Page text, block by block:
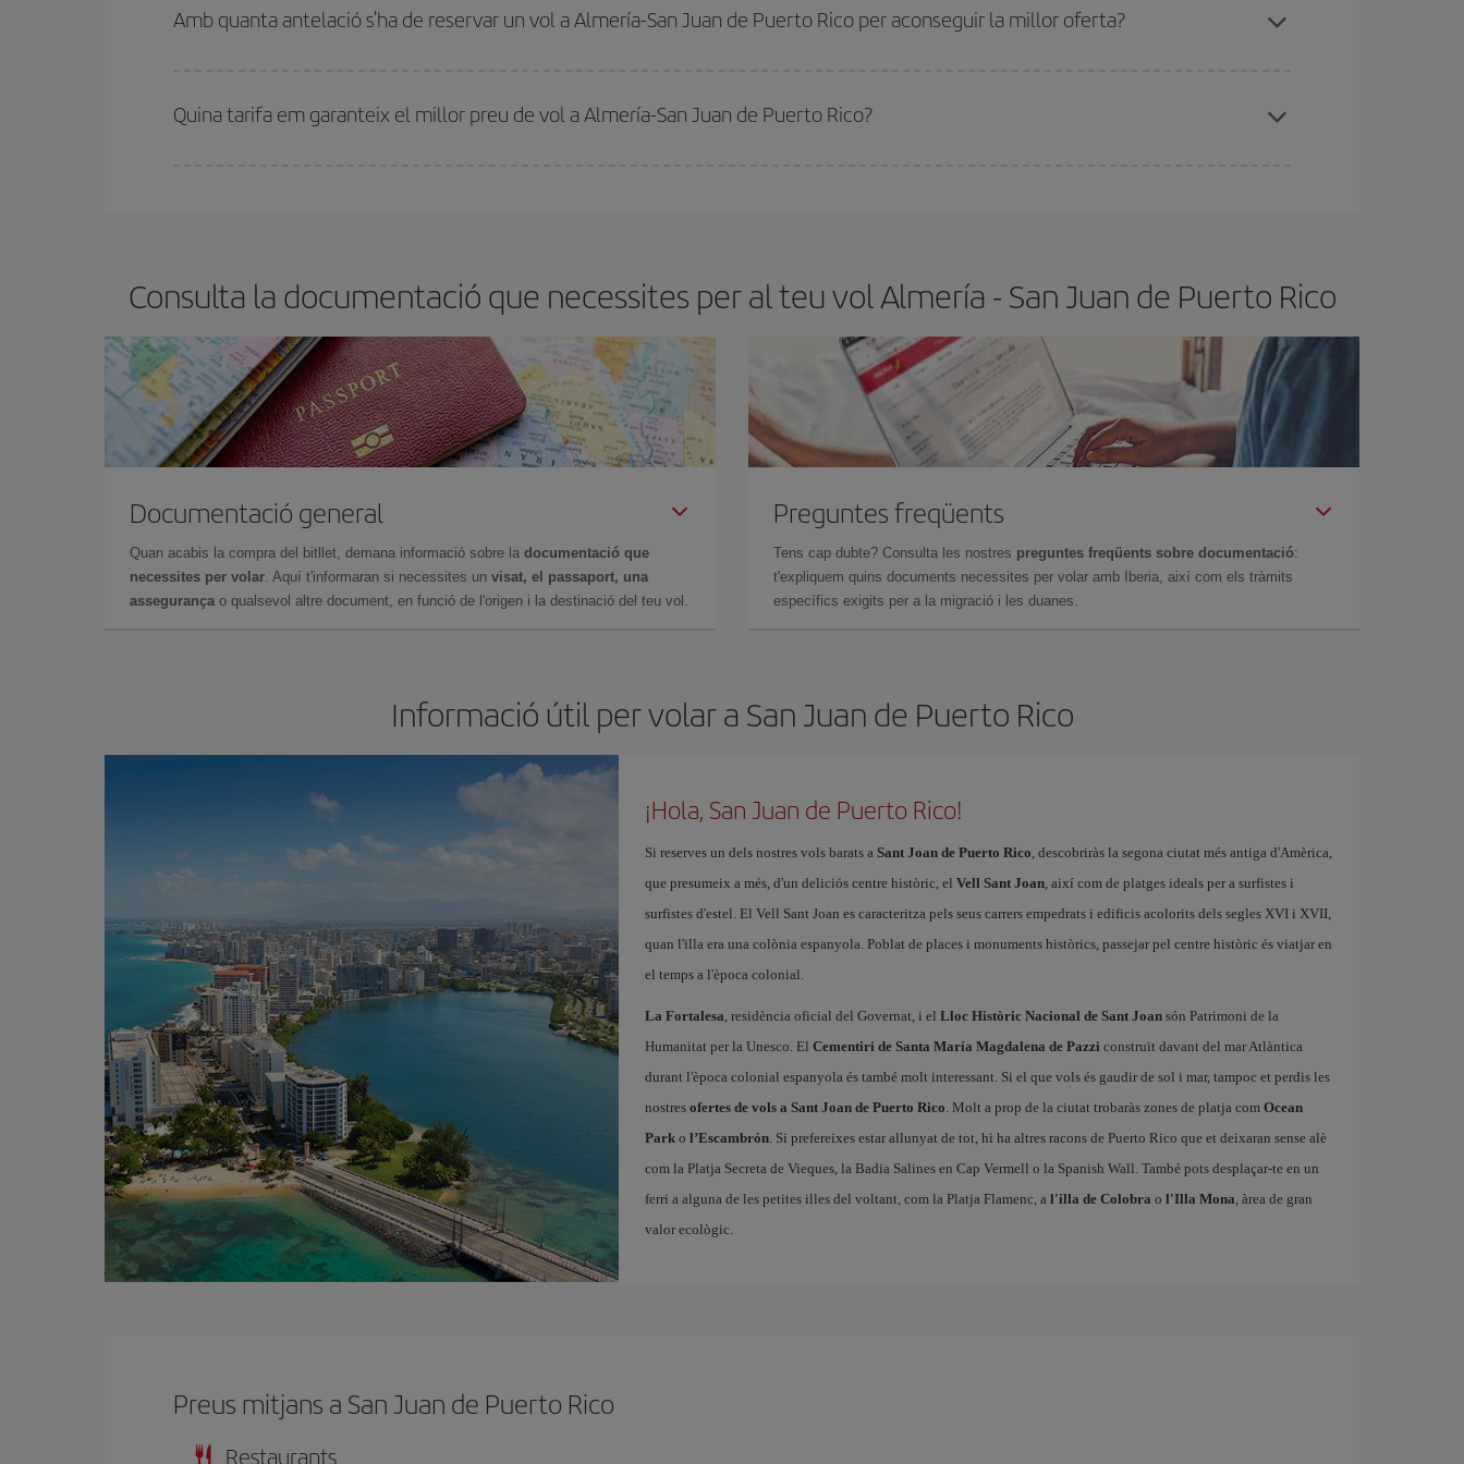
bitllets d'avió, més barats et sortiran. A més, si tens flexibilitat amb les dates i els horaris del viatge, podràs
triar el preu més barat.
Amb quanta antelació s'ha de reservar un vol a Almería-San Juan de Puerto Rico per aconseguir la millor oferta?
motiu, comprar amb antelació és
fonamental per aconseguir vols barats .
Quina tarifa em garanteix el millor preu de vol a Almería-San Juan de Puerto Rico?
Consulta la documentació que necessites per al teu vol Almería - San Juan de Puerto Rico
Documentació general
Quan acabis la compra del bitllet, demana informació sobre la documentació que
necessites per volar. Aquí t'informaran si necessites un visat, el passaport, una
assegurança o qualsevol altre document, en funció de l'origen i la destinació del teu vol.
Preguntes freqüents
Tens cap dubte? Consulta les nostres preguntes freqüents sobre documentació:
t'expliquem quins documents necessites per volar amb Iberia, així com els tràmits
específics exigits per a la migració i les duanes.
Informació útil per volar a San Juan de Puerto Rico
¡Hola, San Juan de Puerto Rico!
Si reserves un dels nostres vols barats a Sant Joan de Puerto Rico, descobriràs la segona ciutat més antiga d'Amèrica,
que presumeix a més, d'un deliciós centre històric, el Vell Sant Joan, així com de platges ideals per a surfistes i
surfistes d'estel. El Vell Sant Joan es caracteritza pels seus carrers empedrats i edificis acolorits dels segles XVI i XVII,
quan l'illa era una colònia espanyola. Poblat de places i monuments històrics, passejar pel centre històric és viatjar en
el temps a l'època colonial.
La Fortalesa, residència oficial del Governat, i el Lloc Històric Nacional de Sant Joansón Patrimoni de la
Humanitat per la Unesco. El Cementiri de Santa María Magdalena de Pazzi construït davant del mar Atlàntica
durant l'època colonial espanyola és també molt interessant. Si el que vols és gaudir de sol i mar, tampoc et perdis les
nostres ofertes de vols a Sant Joan de Puerto Rico. Molt a prop de la ciutat trobaràs zones de platja com Ocean
Parko l’Escambrón. Si prefereixes estar allunyat de tot, hi ha altres racons de Puerto Rico que et deixaran sense alè
com la Platja Secreta de Vieques, la Badia Salines en Cap Vermell o la Spanish Wall. També pots desplaçar-te en un
ferri a alguna de les petites illes del voltant, com la Platja Flamenc, a l'illa de Colobra o l'Illa Mona, àrea de gran
valor ecològic.
Preus mitjans a San Juan de Puerto Rico
Restaurants